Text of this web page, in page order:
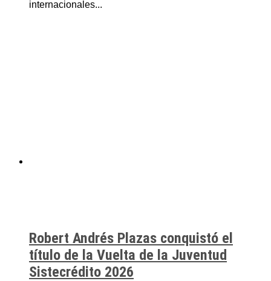
internacionales...
Robert Andrés Plazas conquistó el
título de la Vuelta de la Juventud
Sistecrédito 2026